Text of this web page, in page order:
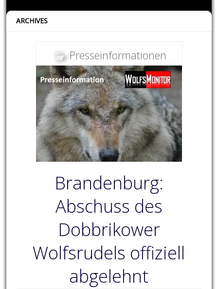
ARCHIVES
Presseinformationen
Brandenburg:
Abschuss des
Dobbrikower
Wolfsrudels offiziell
abgelehnt